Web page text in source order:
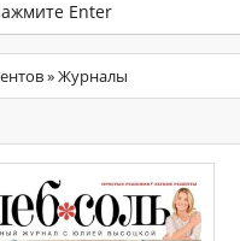
» Журналы